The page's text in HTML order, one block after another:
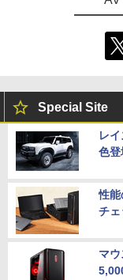
Special Site
レ
色
性能
チェ
マ